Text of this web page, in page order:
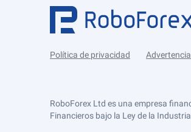
Política de privacidad
RoboForex Ltd es una empresa
Financieros bajo la Ley de la